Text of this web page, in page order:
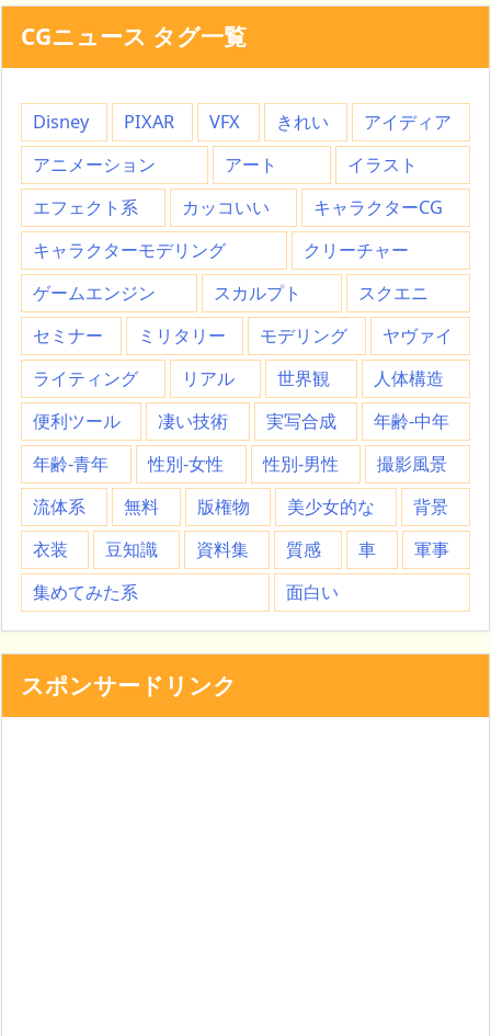
CGニュース タグ一覧
Disney PIXAR VFX きれい
アイディア
アニメーション
アート
イラスト
エフェクト系
カッコいい
キャラクターCG
キャラクターモデリング
クリーチャー
ゲームエンジン
スカルプト
スクエニ
セミナー
ミリタリー モデリング
ヤヴァイ
ライティング
リアル 世界観
人体構造
便利ツール
凄い技術 実写合成
年齢-中年
年齢-青年
性別-女性 性別-男性
撮影風景
流体系
無料 版権物 美少女的な
背景
衣装
豆知識 資料集 質感 車
軍事
集めてみた系
面白い
スポンサードリンク